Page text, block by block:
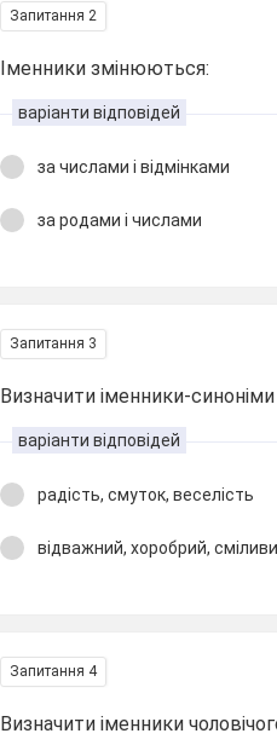
Запитання 2
Іменники змінюються:
варіанти відповідей
за числами і відмінками
за родами і числами
Запитання 3
Визначити іменники-
варіанти відповідей
радість, смуток, веселість
відважний, хоробрий,
Запитання 4
Визначити іменники